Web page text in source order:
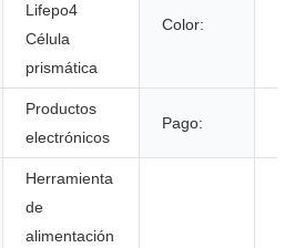
Lifepo4
Célula
prismática
Color:
Productos
electrónicos
Pago:
Herramienta
de
alimentación